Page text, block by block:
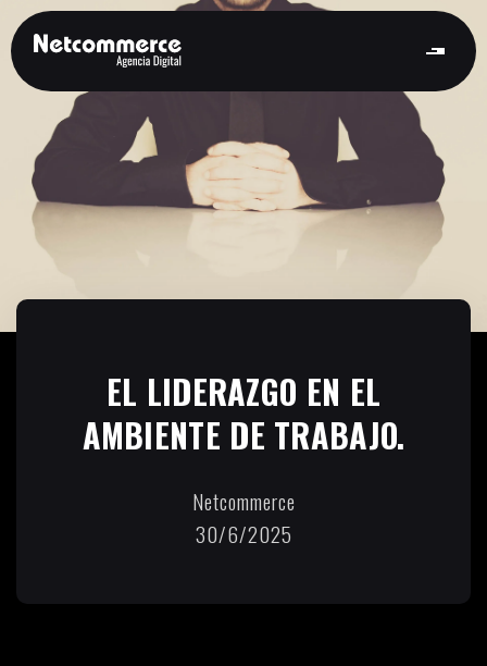
EL LIDERAZGO EN EL
AMBIENTE DE TRABAJO.
Netcommerce
30/6/2025